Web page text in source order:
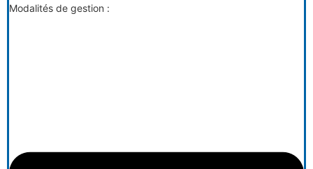
Modalités de gestion :